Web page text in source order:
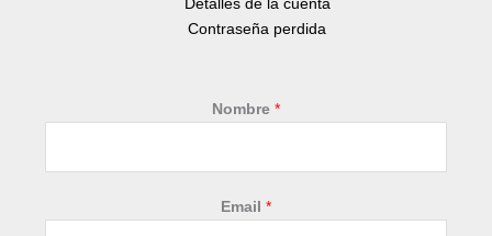
Detalles de la cuenta
Contraseña perdida
Nombre *
Email *